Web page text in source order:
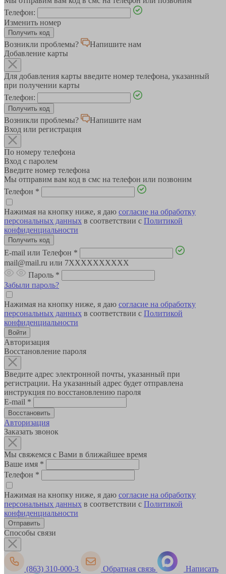
Телефон:
Изменить номер
Возникли проблемы?
Напишите нам
Добавление карты
Для добавления карты введите номер телефона, указанный
при получении карты
Телефон:
Возникли проблемы?
Напишите нам
Вход или регистрация
По номеру телефона
Вход с паролем
Введите номер телефона
Мы отправим вам код в смс на телефон или позвоним
Телефон *
Нажимая на кнопку ниже, я даю согласие на обработку
персональных данных в соответствии с Политикой
конфиденциальности
E-mail или Телефон *
mail@mail.ru или 7XXXXXXXXXX
Пароль *
Забыли пароль?
Нажимая на кнопку ниже, я даю согласие на обработку
персональных данных в соответствии с Политикой
конфиденциальности
Авторизация
Восстановление пароля
Введите адрес электронной почты, указанный при
регистрации. На указанный адрес будет отправлена
инструкция по восстановлению пароля
E-mail *
Авторизация
Заказать звонок
Мы свяжемся с Вами в ближайшее время
Ваше имя *
Телефон *
Нажимая на кнопку ниже, я даю согласие на обработку
персональных данных в соответствии с Политикой
конфиденциальности
Способы связи
(863) 310-000-3 Обратная связь Написать